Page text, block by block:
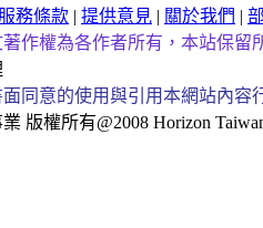
服務條款 | 提供意見 | 關於我們 |
作權為各作者所有，本站保留
同意的使用與引用本網站內
版權所有@2008 Horizon